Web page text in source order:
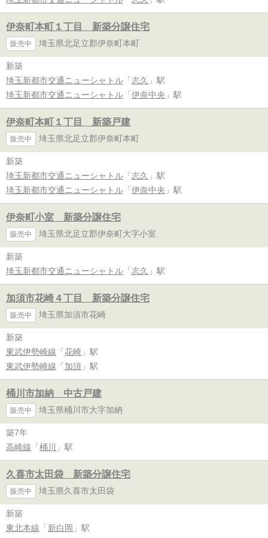
伊奈町本町１丁目 新築分譲住宅
販売中 埼玉県北足立郡伊奈町本町
新築
埼玉新都市交通ニューシャトル 「 志久 」駅
埼玉新都市交通ニューシャトル 「 伊奈中央 」駅
伊奈町本町１丁目 新築戸建
販売中 埼玉県北足立郡伊奈町本町
新築
埼玉新都市交通ニューシャトル 「 志久 」駅
埼玉新都市交通ニューシャトル 「 伊奈中央 」駅
伊奈町小室 新築分譲住宅
販売中 埼玉県北足立郡伊奈町大字小室
新築
埼玉新都市交通ニューシャトル 「 志久 」駅
加須市花崎４丁目 新築分譲住宅
販売中 埼玉県加須市花崎
新築
東武伊勢崎線 「 花崎 」駅
東武伊勢崎線 「 加須 」駅
桶川市加納 中古戸建
販売中 埼玉県桶川市大字加納
築7年
高崎線 「 桶川 」駅
久喜市太田袋 新築分譲住宅
販売中 埼玉県久喜市太田袋
新築
東北本線 「 新白岡 」駅